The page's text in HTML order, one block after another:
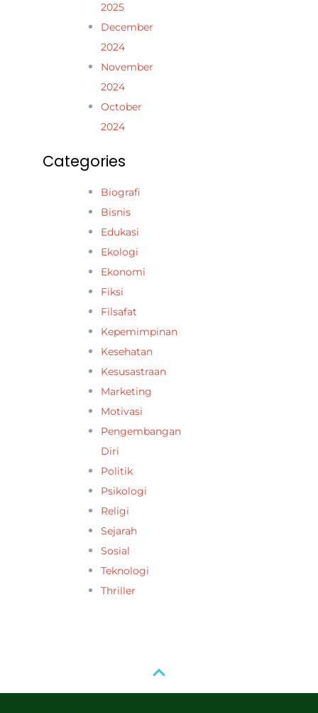
2025
December
2024
November
2024
October
2024
Categories
Biografi
Bisnis
Edukasi
Ekologi
Ekonomi
Fiksi
Filsafat
Kepemimpinan
Kesehatan
Kesusastraan
Marketing
Motivasi
Pengembangan
Diri
Politik
Psikologi
Religi
Sejarah
Sosial
Teknologi
Thriller